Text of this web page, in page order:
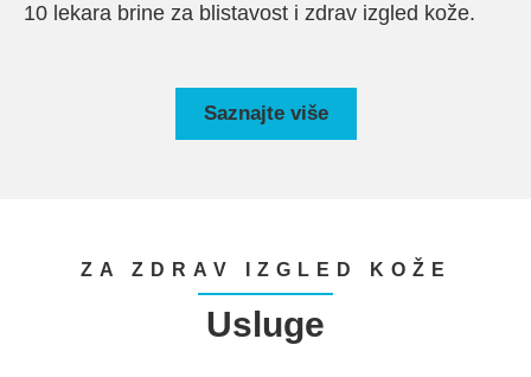
10 lekara brine za blistavost i zdrav izgled kože.
Saznajte više
ZA ZDRAV IZGLED KOŽE
Usluge